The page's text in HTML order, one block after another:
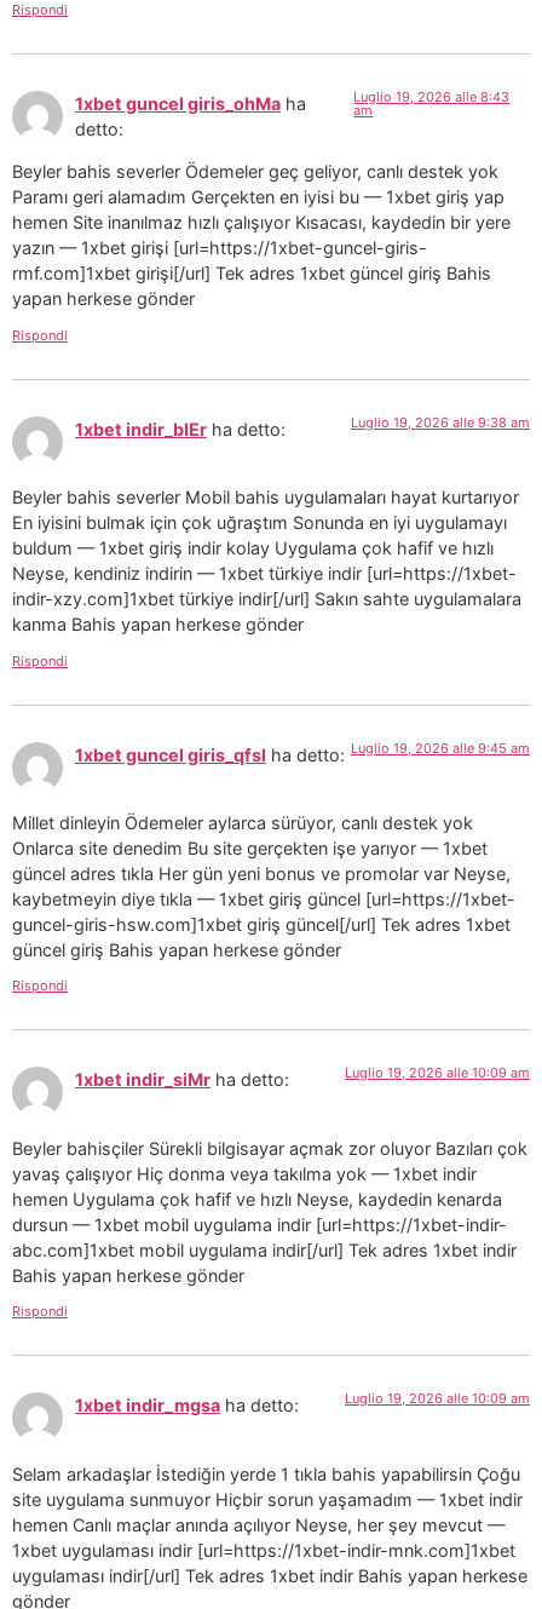
Rispondi
1xbet guncel giris_ohMa ha
detto:
Luglio 19, 2026 alle 8:43
am
Beyler bahis severler Ödemeler geç geliyor, canlı destek yok
Paramı geri alamadım Gerçekten en iyisi bu — 1xbet giriş yap
hemen Site inanılmaz hızlı çalışıyor Kısacası, kaydedin bir yere
yazın — 1xbet girişi [url=https://1xbet-guncel-giris-
rmf.com]1xbet girişi[/url] Tek adres 1xbet güncel giriş Bahis
yapan herkese gönder
Rispondi
1xbet indir_blEr ha detto: Luglio 19, 2026 alle 9:38 am
Beyler bahis severler Mobil bahis uygulamaları hayat kurtarıyor
En iyisini bulmak için çok uğraştım Sonunda en iyi uygulamayı
buldum — 1xbet giriş indir kolay Uygulama çok hafif ve hızlı
Neyse, kendiniz indirin — 1xbet türkiye indir [url=https://1xbet-
indir-xzy.com]1xbet türkiye indir[/url] Sakın sahte uygulamalara
kanma Bahis yapan herkese gönder
Rispondi
1xbet guncel giris_qfsl ha detto: Luglio 19, 2026 alle 9:45 am
Millet dinleyin Ödemeler aylarca sürüyor, canlı destek yok
Onlarca site denedim Bu site gerçekten işe yarıyor — 1xbet
güncel adres tıkla Her gün yeni bonus ve promolar var Neyse,
kaybetmeyin diye tıkla — 1xbet giriş güncel [url=https://1xbet-
guncel-giris-hsw.com]1xbet giriş güncel[/url] Tek adres 1xbet
güncel giriş Bahis yapan herkese gönder
Rispondi
1xbet indir_siMr ha detto: Luglio 19, 2026 alle 10:09 am
Beyler bahisçiler Sürekli bilgisayar açmak zor oluyor Bazıları çok
yavaş çalışıyor Hiç donma veya takılma yok — 1xbet indir
hemen Uygulama çok hafif ve hızlı Neyse, kaydedin kenarda
dursun — 1xbet mobil uygulama indir [url=https://1xbet-indir-
abc.com]1xbet mobil uygulama indir[/url] Tek adres 1xbet indir
Bahis yapan herkese gönder
Rispondi
1xbet indir_mgsa ha detto: Luglio 19, 2026 alle 10:09 am
Selam arkadaşlar İstediğin yerde 1 tıkla bahis yapabilirsin Çoğu
site uygulama sunmuyor Hiçbir sorun yaşamadım — 1xbet indir
hemen Canlı maçlar anında açılıyor Neyse, her şey mevcut —
1xbet uygulaması indir [url=https://1xbet-indir-mnk.com]1xbet
uygulaması indir[/url] Tek adres 1xbet indir Bahis yapan herkese
gönder